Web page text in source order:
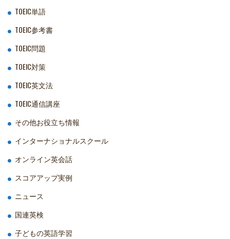
TOEIC単語
TOEIC参考書
TOEIC問題
TOEIC対策
TOEIC英文法
TOEIC通信講座
その他お役立ち情報
インターナショナルスクール
オンライン英会話
スコアアップ実例
ニュース
国連英検
子どもの英語学習